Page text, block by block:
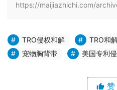
https://maijiazhichi.com/
TRO侵权和解 TRO和
宠物胸背带
美国专利
赞